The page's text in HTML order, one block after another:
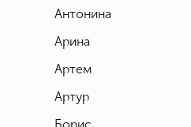
Антонина
Арина
Артем
Артур